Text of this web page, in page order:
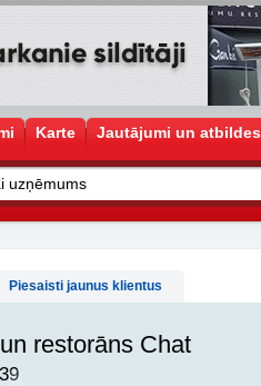
Karte Jautājumi un atbildes
Piesaisti jaunus klientus
restorāns Chat